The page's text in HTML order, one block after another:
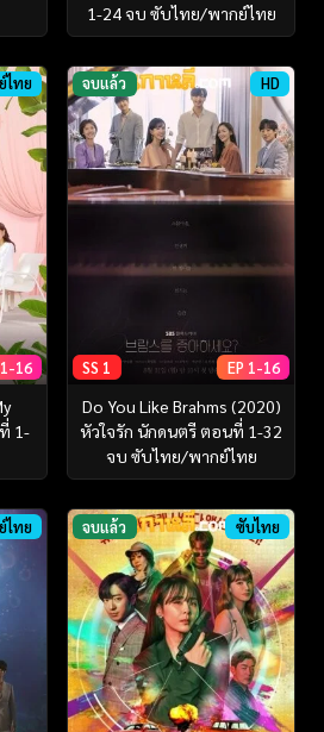
1-24 จบ ซับไทย/พากย์ไทย
ไทย
16
1-
จบแล้ว HD
SS 1 EP 1-16
Do You Like Brahms (2020)
หัวใจรัก นักดนตรี ตอนที่ 1-32
จบ ซับไทย/พากย์ไทย
ไทย จบแล้ว ซับไทย